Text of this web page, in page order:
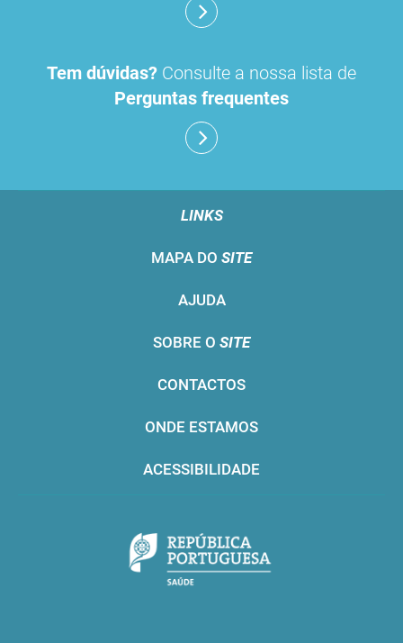
Tem dúvidas? Consulte a nossa lista de
Perguntas frequentes
LINKS
MAPA DO SITE
AJUDA
SOBRE O SITE
CONTACTOS
ONDE ESTAMOS
ACESSIBILIDADE